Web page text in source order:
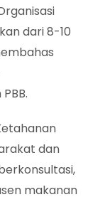
dari 8-10
dan
makanan